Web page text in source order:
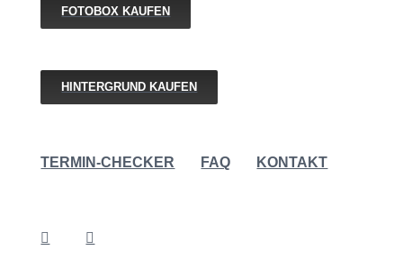
FOTOBOX KAUFEN
HINTERGRUND KAUFEN
TERMIN-CHECKER FAQ KONTAKT